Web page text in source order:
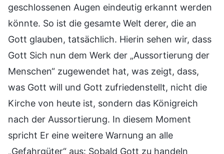
geschlossenen Augen eindeutig erkannt werden
könnte. So ist die gesamte Welt derer, die an
Gott glauben, tatsächlich. Hierin sehen wir, dass
Gott Sich nun dem Werk der „Aussortierung der
Menschen“ zugewendet hat, was zeigt, dass,
was Gott will und Gott zufriedenstellt, nicht die
Kirche von heute ist, sondern das Königreich
nach der Aussortierung. In diesem Moment
spricht Er eine weitere Warnung an alle
„Gefahrgüter“ aus: Sobald Gott zu handeln